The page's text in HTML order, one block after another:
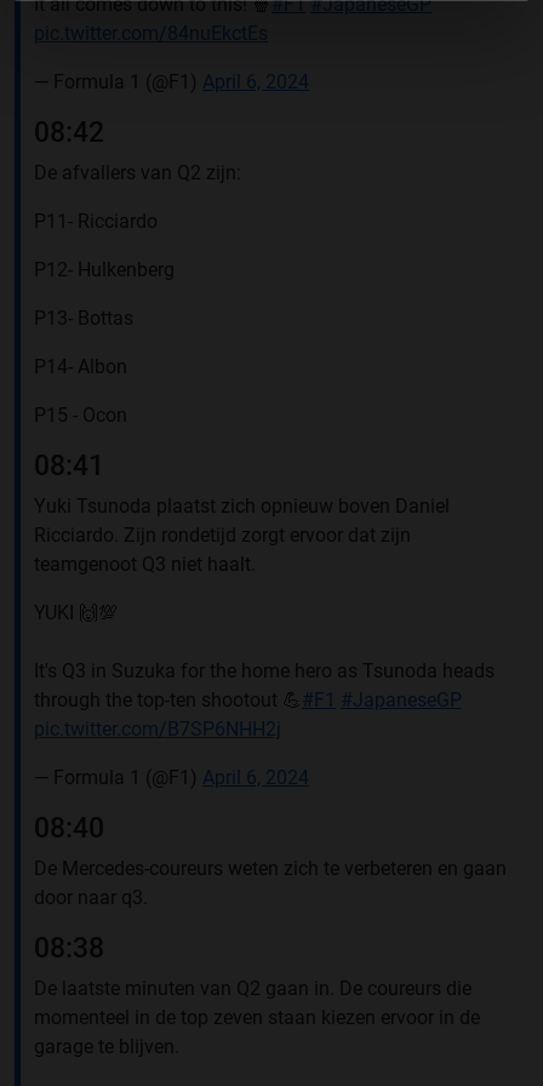
pic.twitter.com/84nuEkctEs
— Formula 1 (@F1) April 6, 2024
08:42
De afvallers van Q2 zijn:
P11- Ricciardo
P12- Hulkenberg
P13- Bottas
P14- Albon
P15 - Ocon
08:41
Yuki Tsunoda plaatst zich opnieuw boven Daniel
Ricciardo. Zijn rondetijd zorgt ervoor dat zijn
teamgenoot Q3 niet haalt.
YUKI 🙌💯
It's Q3 in Suzuka for the home hero as Tsunoda heads
through the top-ten shootout 💪#F1 #JapaneseGP
pic.twitter.com/B7SP6NHH2j
— Formula 1 (@F1) April 6, 2024
08:40
De Mercedes-coureurs weten zich te verbeteren en gaan
door naar q3.
08:38
De laatste minuten van Q2 gaan in. De coureurs die
momenteel in de top zeven staan kiezen ervoor in de
garage te blijven.